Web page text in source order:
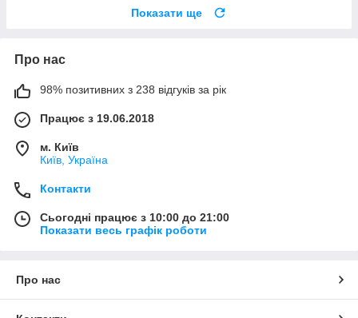
Показати ще
Про нас
98% позитивних з 238 відгуків за рік
Працює з 19.06.2018
м. Київ
Київ, Україна
Контакти
Сьогодні працює з 10:00 до 21:00
Показати весь графік роботи
Про нас